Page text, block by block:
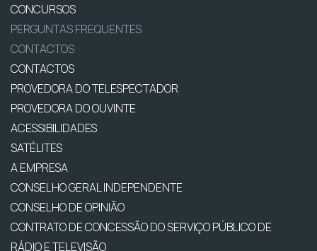
CONCURSOS
PERGUNTAS FREQUENTES
CONTACTOS
CONTACTOS
PROVEDORA DO TELESPECTADOR
PROVEDORA DO OUVINTE
ACESSIBILIDADES
SATÉLITES
A EMPRESA
CONSELHO GERAL INDEPENDENTE
CONSELHO DE OPINIÃO
CONTRATO DE CONCESSÃO DO SERVIÇO PÚBLICO DE
RÁDIO E TELEVISÃO